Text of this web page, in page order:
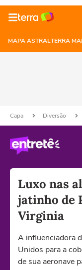
MAPA ASTRALTERRA
Capa Diversão
Luxo nas
jatinho de
Virginia
A influenciadora
Unidos para a
de sua aeronave